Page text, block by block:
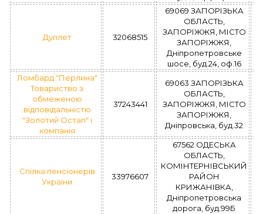
Дуплет 32068515
69069 ЗАПОРІЗЬКА
ОБЛАСТЬ,
ЗАПОРІЖЖЯ, МІСТО
ЗАПОРІЖЖЯ,
Дніпропетровське
шосе, буд.24, оф.16
Ломбард "Перлина"
Товариство з
обмеженою
відповідальністю
"Золотий Остап" і
компанія
37243441
69063 ЗАПОРІЗЬКА
ОБЛАСТЬ,
ЗАПОРІЖЖЯ, МІСТО
ЗАПОРІЖЖЯ,
Дніпровська, буд.32
Спілка пенсіонерів
України
33976607
67562 ОДЕСЬКА
ОБЛАСТЬ,
КОМІНТЕРНІВСЬКИЙ
РАЙОН
КРИЖАНІВКА,
Дніпропетровська
дорога, буд.99Б